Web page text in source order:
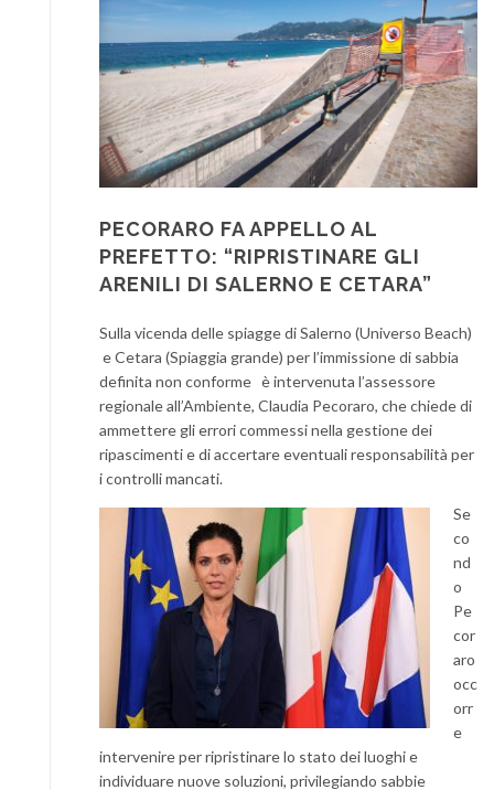
PECORARO FA APPELLO AL
PREFETTO: “RIPRISTINARE GLI
ARENILI DI SALERNO E CETARA”
Sulla vicenda delle spiagge di Salerno (Universo Beach)
e Cetara (Spiaggia grande) per l’immissione di sabbia
definita non conforme è intervenuta l’assessore
regionale all’Ambiente, Claudia Pecoraro, che chiede di
ammettere gli errori commessi nella gestione dei
ripascimenti e di accertare eventuali responsabilità per
i controlli mancati.
Se
co
nd
o
Pe
cor
aro
occ
orr
e
intervenire per ripristinare lo stato dei luoghi e
individuare nuove soluzioni, privilegiando sabbie